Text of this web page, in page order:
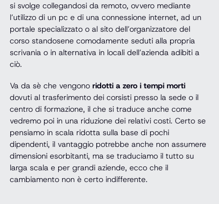
si svolge collegandosi da remoto, ovvero mediante
l’utilizzo di un pc e di una connessione internet, ad un
portale specializzato o al sito dell’organizzatore del
corso standosene comodamente seduti alla propria
scrivania o in alternativa in locali dell’azienda adibiti a
ciò.
Va da sè che vengono ridotti a zero i tempi morti
dovuti al trasferimento dei corsisti presso la sede o il
centro di formazione, il che si traduce anche come
vedremo poi in una riduzione dei relativi costi. Certo se
pensiamo in scala ridotta sulla base di pochi
dipendenti, il vantaggio potrebbe anche non assumere
dimensioni esorbitanti, ma se traduciamo il tutto su
larga scala e per grandi aziende, ecco che il
cambiamento non è certo indifferente.